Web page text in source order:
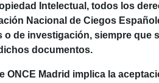
Intelectual, todos los
Nacional de Ciegos
de investigación, siempre que
documentos.
ONCE Madrid implica la